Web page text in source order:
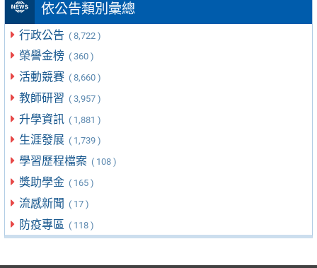
依公告類別彙總
行政公告 ( 8,722 )
榮譽金榜 ( 360 )
活動競賽 ( 8,660 )
教師研習 ( 3,957 )
升學資訊 ( 1,881 )
生涯發展 ( 1,739 )
學習歷程檔案 ( 108 )
獎助學金 ( 165 )
流感新聞 ( 17 )
防疫專區 ( 118 )